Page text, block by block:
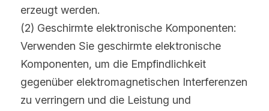
erzeugt werden.
(2) Geschirmte elektronische Komponenten:
Verwenden Sie geschirmte elektronische
Komponenten, um die Empfindlichkeit
gegenüber elektromagnetischen Interferenzen
zu verringern und die Leistung und